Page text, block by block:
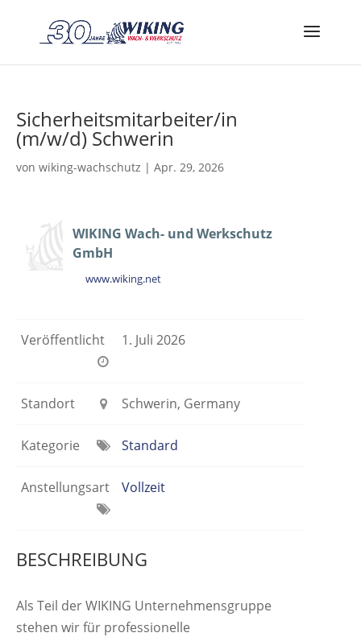
Sicherheitsmitarbeiter/in
(m/w/d) Schwerin
von wiking-wachschutz | Apr. 29, 2026
WIKING Wach- und Werkschutz
GmbH
www.wiking.net
Veröffentlicht 1. Juli 2026
Standort Schwerin, Germany
Kategorie Standard
Anstellungsart Vollzeit
BESCHREIBUNG
Als Teil der WIKING Unternehmensgruppe
stehen wir für professionelle